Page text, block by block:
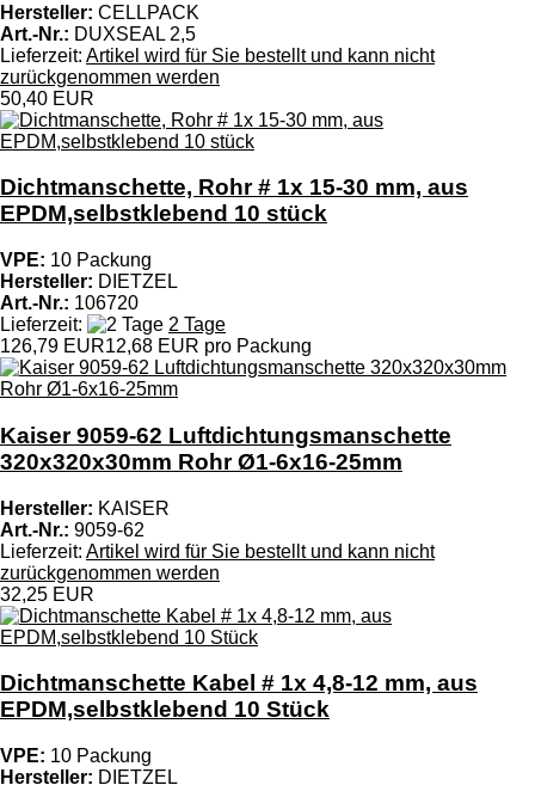
Hersteller: CELLPACK
Art.-Nr.: DUXSEAL 2,5
Lieferzeit: Artikel wird für Sie bestellt und kann nicht
zurückgenommen werden
50,40 EUR
Dichtmanschette, Rohr # 1x 15-30 mm, aus
EPDM,selbstklebend 10 stück
VPE: 10 Packung
Hersteller: DIETZEL
Art.-Nr.: 106720
Lieferzeit:
2 Tage
126,79 EUR12,68 EUR pro Packung
Kaiser 9059-62 Luftdichtungsmanschette
320x320x30mm Rohr Ø1-6x16-25mm
Hersteller: KAISER
Art.-Nr.: 9059-62
Lieferzeit: Artikel wird für Sie bestellt und kann nicht
zurückgenommen werden
32,25 EUR
Dichtmanschette Kabel # 1x 4,8-12 mm, aus
EPDM,selbstklebend 10 Stück
VPE: 10 Packung
Hersteller: DIETZEL